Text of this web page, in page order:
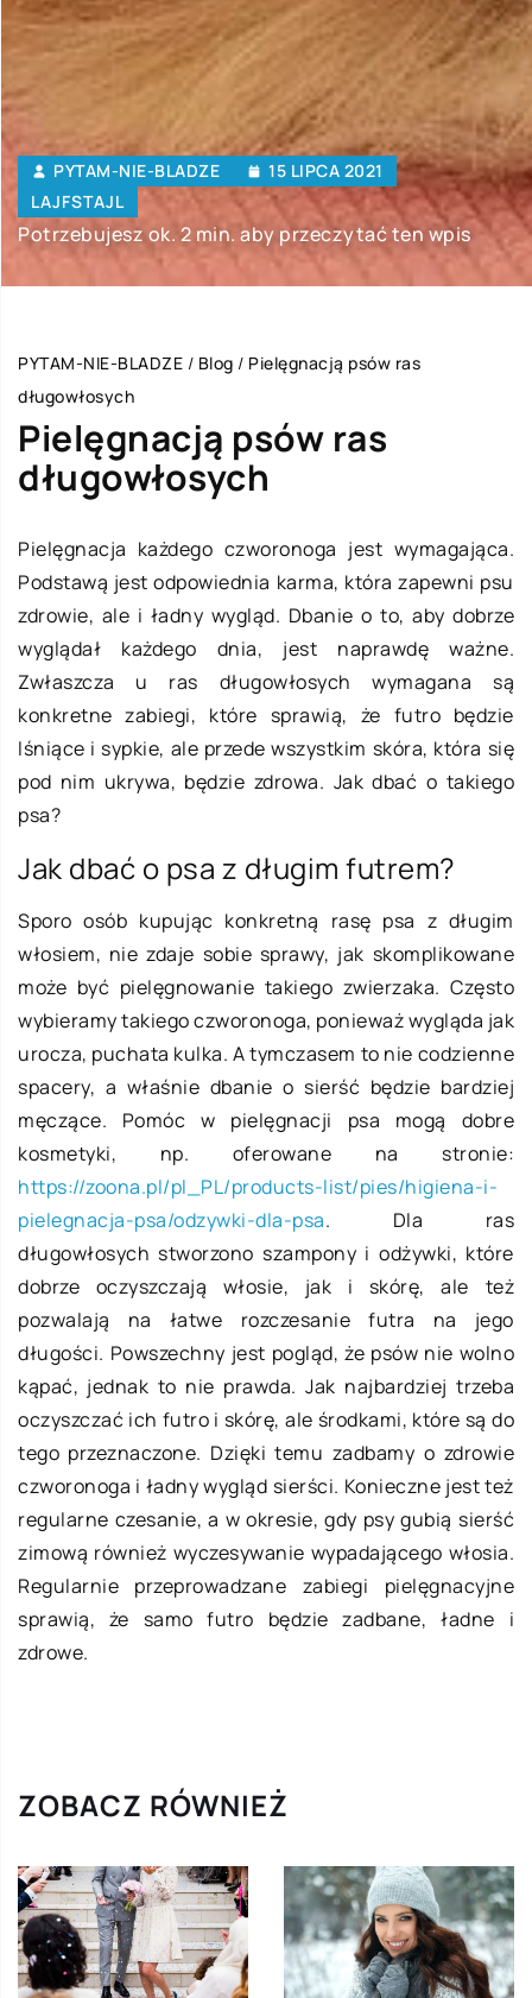
PYTAM-NIE-BLADZE
15 LIPCA 2021
LAJFSTAJL
Potrzebujesz ok. 2 min. aby przeczytać ten wpis
PYTAM-NIE-BLADZE / Blog / Pielęgnacją psów ras
długowłosych
Pielęgnacją psów ras
długowłosych
Pielęgnacja każdego czworonoga jest wymagająca.
Podstawą jest odpowiednia karma, która zapewni psu
zdrowie, ale i ładny wygląd. Dbanie o to, aby dobrze
wyglądał każdego dnia, jest naprawdę ważne.
Zwłaszcza u ras długowłosych wymagana są
konkretne zabiegi, które sprawią, że futro będzie
lśniące i sypkie, ale przede wszystkim skóra, która się
pod nim ukrywa, będzie zdrowa. Jak dbać o takiego
psa?
Jak dbać o psa z długim futrem?
Sporo osób kupując konkretną rasę psa z długim
włosiem, nie zdaje sobie sprawy, jak skomplikowane
może być pielęgnowanie takiego zwierzaka. Często
wybieramy takiego czworonoga, ponieważ wygląda jak
urocza, puchata kulka. A tymczasem to nie codzienne
spacery, a właśnie dbanie o sierść będzie bardziej
męczące. Pomóc w pielęgnacji psa mogą dobre
kosmetyki, np. oferowane na stronie:
https://zoona.pl/pl_PL/products-list/pies/higiena-i-
pielegnacja-psa/odzywki-dla-psa. Dla ras
długowłosych stworzono szampony i odżywki, które
dobrze oczyszczają włosie, jak i skórę, ale też
pozwalają na łatwe rozczesanie futra na jego
długości. Powszechny jest pogląd, że psów nie wolno
kąpać, jednak to nie prawda. Jak najbardziej trzeba
oczyszczać ich futro i skórę, ale środkami, które są do
tego przeznaczone. Dzięki temu zadbamy o zdrowie
czworonoga i ładny wygląd sierści. Konieczne jest też
regularne czesanie, a w okresie, gdy psy gubią sierść
zimową również wyczesywanie wypadającego włosia.
Regularnie przeprowadzane zabiegi pielęgnacyjne
sprawią, że samo futro będzie zadbane, ładne i
zdrowe.
ZOBACZ RÓWNIEŻ